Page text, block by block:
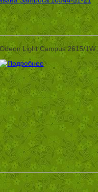
Odeon Light Campus 2615/1W